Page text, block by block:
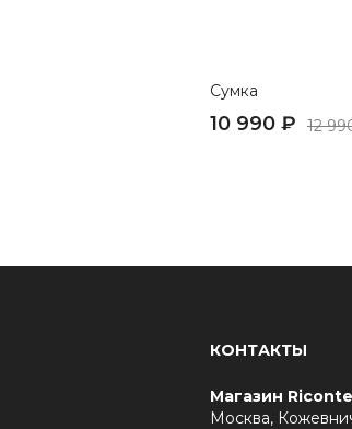
Сумка
10 990 ₽ 12
КОНТАКТЫ
Магазин Riconte
Москва,